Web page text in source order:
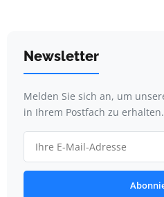
Newsletter
Melden Sie sich an, um
in Ihrem Postfach zu erhalten.